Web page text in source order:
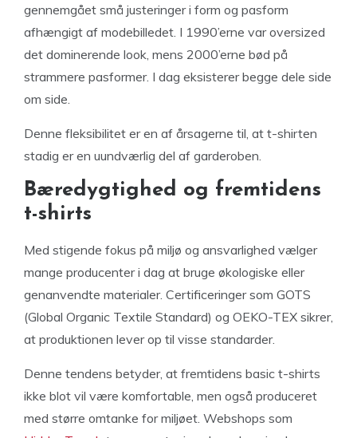
gennemgået små justeringer i form og pasform
afhængigt af modebilledet. I 1990’erne var oversized
det dominerende look, mens 2000’erne bød på
strammere pasformer. I dag eksisterer begge dele side
om side.
Denne fleksibilitet er en af årsagerne til, at t-shirten
stadig er en uundværlig del af garderoben.
Bæredygtighed og fremtidens
t-shirts
Med stigende fokus på miljø og ansvarlighed vælger
mange producenter i dag at bruge økologiske eller
genanvendte materialer. Certificeringer som GOTS
(Global Organic Textile Standard) og OEKO-TEX sikrer,
at produktionen lever op til visse standarder.
Denne tendens betyder, at fremtidens basic t-shirts
ikke blot vil være komfortable, men også produceret
med større omtanke for miljøet. Webshops som